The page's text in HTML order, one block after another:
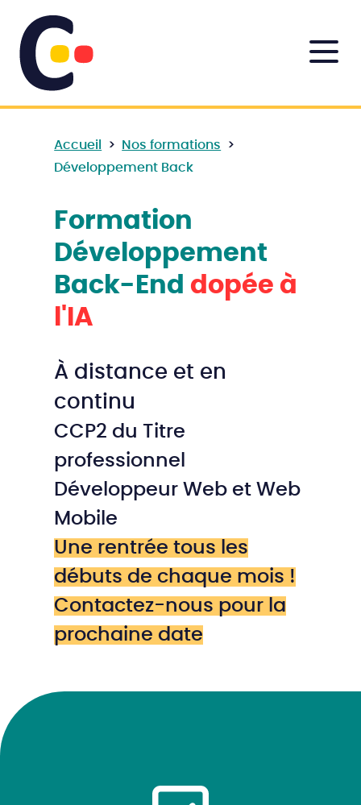
Accueil > Nos formations
>
Développement Back
Formation
Développement
Back-End dopée à
l'IA
À distance et en
continu
CCP2 du Titre
professionnel
Développeur Web et Web
Mobile
Une rentrée tous les
débuts de chaque mois !
Contactez-nous pour la
prochaine date